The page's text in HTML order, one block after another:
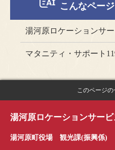
こんなペー
湯河原ロケーションサ
マタニティ・サポート
このページ
湯河原ロケーションサービ
湯河原町役場 観光課(振興係)